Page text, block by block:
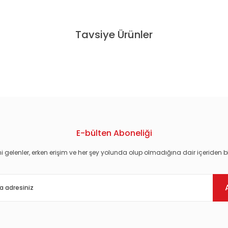
Tavsiye Ürünler
E-bülten Aboneliği
gelenler, erken erişim ve her şey yolunda olup olmadığına dair içeriden